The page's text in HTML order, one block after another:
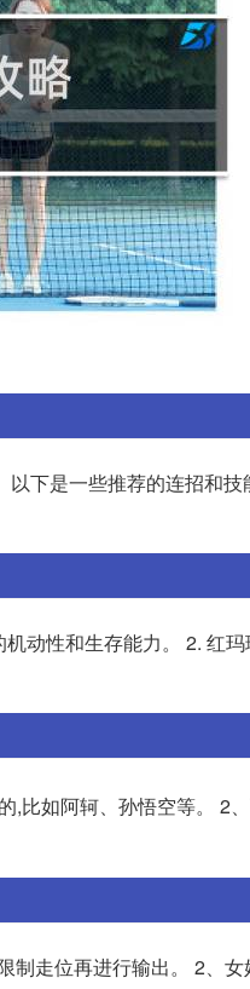
下是一些推荐的连招和
动性和生存能力。 2. 红
,比如阿轲、孙悟空等。 2
走位再进行输出。 2、